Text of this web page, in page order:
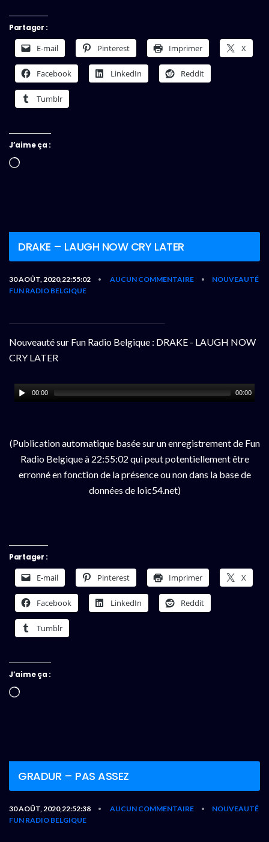
Partager :
E-mail Pinterest Imprimer X
Facebook LinkedIn Reddit
Tumblr
J’aime ça :
Chargement…
DRAKE – LAUGH NOW CRY LATER
30 AOÛT, 2020,22:55:02 • AUCUN COMMENTAIRE •
NOUVEAUTÉ
FUN RADIO BELGIQUE
Nouveauté sur Fun Radio Belgique : DRAKE - LAUGH NOW
CRY LATER
00:00 00:00
(Publication automatique basée sur un enregistrement de Fun
Radio Belgique à 22:55:02 qui peut potentiellement être
erronné en fonction de la présence ou non dans la base de
données de loic54.net)
Partager :
E-mail Pinterest Imprimer X
Facebook LinkedIn Reddit
Tumblr
J’aime ça :
Chargement…
GRADUR – PAS ASSEZ
30 AOÛT, 2020,22:52:38 • AUCUN COMMENTAIRE •
NOUVEAUTÉ
FUN RADIO BELGIQUE